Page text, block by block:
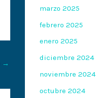
→
marzo 2025
febrero 2025
enero 2025
diciembre 2024
noviembre 2024
octubre 2024